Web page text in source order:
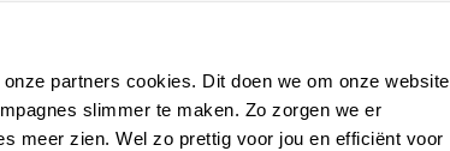
partners cookies. Dit doen we om onze website
slimmer te maken. Zo zorgen we er
meer zien. Wel zo prettig voor jou en efficiënt voor
onderaan onze mails.